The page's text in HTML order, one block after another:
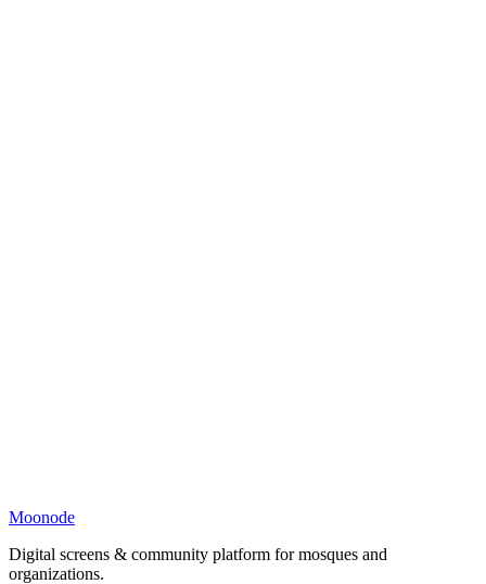
Moonode
Digital screens & community platform for mosques and
organizations.